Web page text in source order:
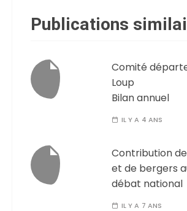
Publications
Comité
Loup
Bilan annuel
IL Y A 4 ANS
Contribution
et de bergers
débat national
IL Y A 7 ANS